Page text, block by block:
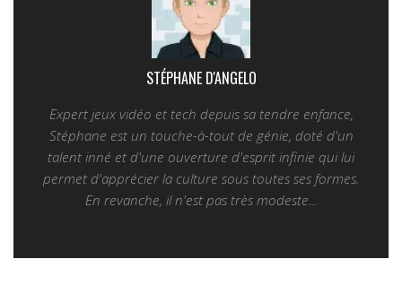
STÉPHANE D'ANGELO
Expert jeux vidéo et tech depuis sa tendre enfance,
Stéphane est un touche-à-tout de génie, doté d'un
talent inné et d'une ouverture d'esprit infinie qui lui
permet d'apprécier la culture sous toutes ses formes.
En revanche, il n'est pas très modeste...